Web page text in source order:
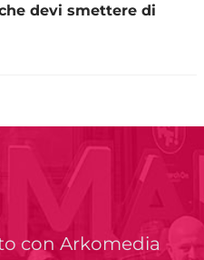
devi smettere di
con Arkomedia